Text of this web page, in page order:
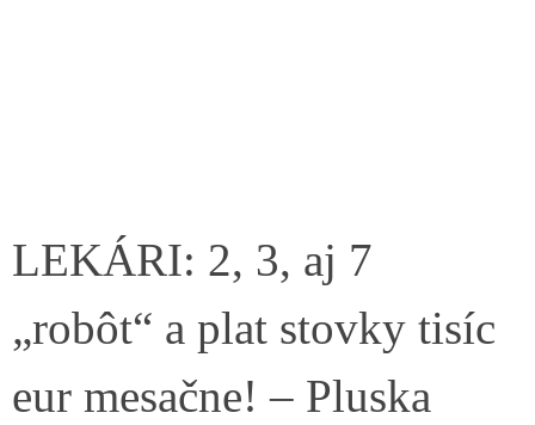
LEKÁRI: 2, 3, aj 7
„robôt“ a plat stovky tisíc
eur mesačne! – Pluska